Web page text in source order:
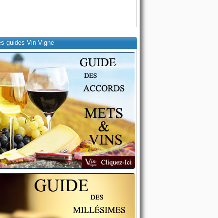
guides Vin-Vigne